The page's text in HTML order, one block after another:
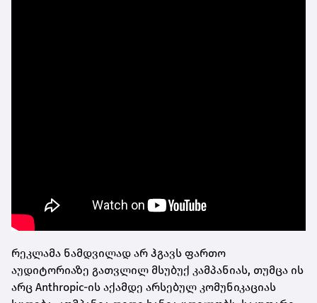
რეკლამა ნამდვილად არ ჰგავს ფართო
აუდიტორიაზე გათვლილ მსუბუქ კამპანიას, თუმცა ის
არც Anthropic-ის აქამდე არსებულ კომუნიკაციას